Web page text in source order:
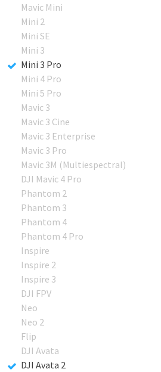
Mavic Mini
Mini 2
Mini SE
Mini 3
Mini 3 Pro
Mini 4 Pro
Mini 5 Pro
Mavic 3
Mavic 3 Cine
Mavic 3 Enterprise
Mavic 3 Pro
Mavic 3M (Multiespectral)
DJI Mavic 4 Pro
Phantom 2
Phantom 3
Phantom 4
Phantom 4 Pro
Inspire
Inspire 2
Inspire 3
DJI FPV
Neo
Neo 2
Flip
DJI Avata
DJI Avata 2